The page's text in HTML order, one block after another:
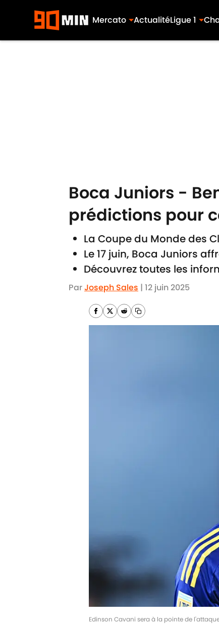
Mercato ActualitéLigue 1
Boca Juniors -
prédictions pour
La Coupe du Monde des
Le 17 juin, Boca Juniors
Découvrez toutes les
ParJoseph Sales | 12 juin 2025
Edinson Cavani sera à la pointe de